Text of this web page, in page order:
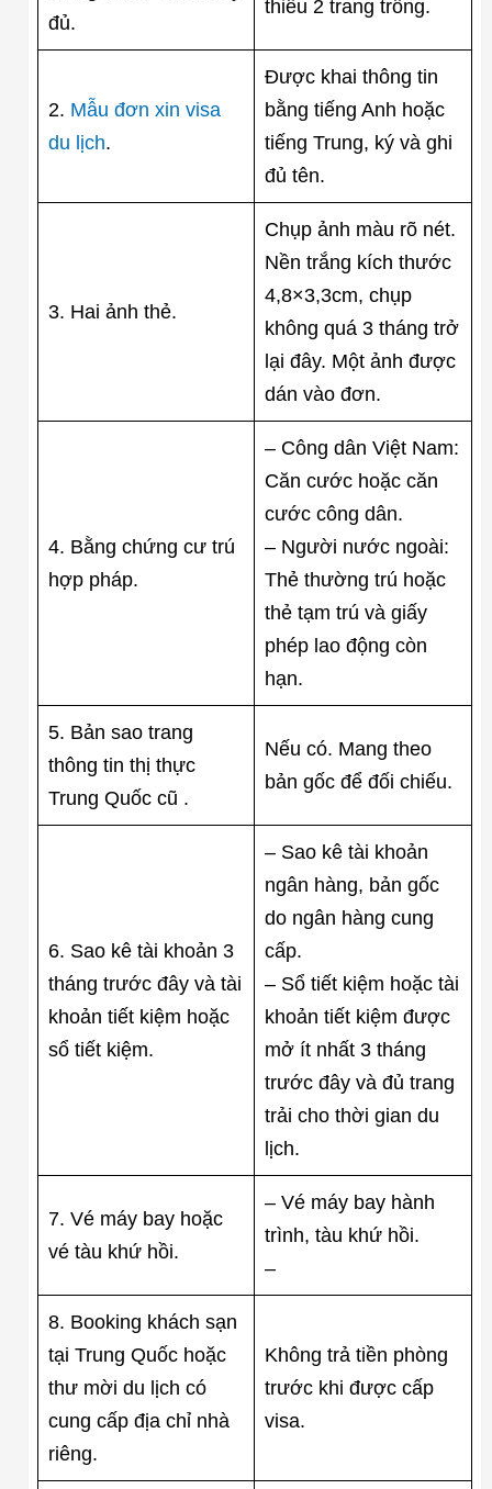
đủ.
thiểu 2 trang trống.
2. Mẫu đơn xin visa
du lịch.
Được khai thông tin
bằng tiếng Anh hoặc
tiếng Trung, ký và ghi
đủ tên.
3. Hai ảnh thẻ.
Chụp ảnh màu rõ nét.
Nền trắng kích thước
4,8×3,3cm, chụp
không quá 3 tháng trở
lại đây. Một ảnh được
dán vào đơn.
4. Bằng chứng cư trú
hợp pháp.
– Công dân Việt Nam:
Căn cước hoặc căn
cước công dân.
– Người nước ngoài:
Thẻ thường trú hoặc
thẻ tạm trú và giấy
phép lao động còn
hạn.
5. Bản sao trang
thông tin thị thực
Trung Quốc cũ .
Nếu có. Mang theo
bản gốc để đối chiếu.
6. Sao kê tài khoản 3
tháng trước đây và tài
khoản tiết kiệm hoặc
sổ tiết kiệm.
– Sao kê tài khoản
ngân hàng, bản gốc
do ngân hàng cung
cấp.
– Sổ tiết kiệm hoặc tài
khoản tiết kiệm được
mở ít nhất 3 tháng
trước đây và đủ trang
trải cho thời gian du
lịch.
7. Vé máy bay hoặc
vé tàu khứ hồi.
– Vé máy bay hành
trình, tàu khứ hồi.
–
8. Booking khách sạn
tại Trung Quốc hoặc
thư mời du lịch có
cung cấp địa chỉ nhà
riêng.
Không trả tiền phòng
trước khi được cấp
visa.